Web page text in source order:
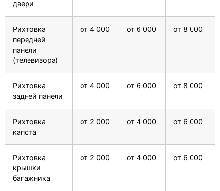
двери
Рихтовка
передней
панели
(телевизора)
от 4 000 от 6 000 от 8 000
Рихтовка
задней панели
от 4 000 от 6 000 от 8 000
Рихтовка
капота
от 2 000 от 4 000 от 6 000
Рихтовка
крышки
багажника
от 2 000 от 4 000 от 6 000